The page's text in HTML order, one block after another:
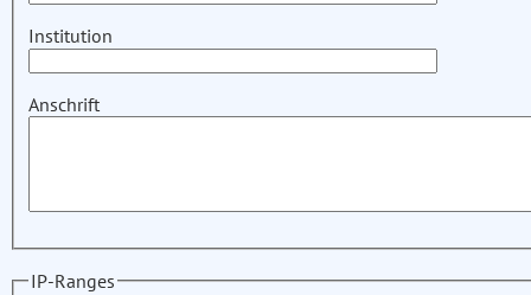
Institution
Anschrift
IP-Ranges